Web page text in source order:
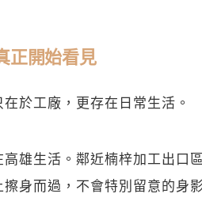
正開始看見
於工廠，更存在日常生活。
雄生活。鄰近楠梓加工出口
身而過，不會特別留意的身